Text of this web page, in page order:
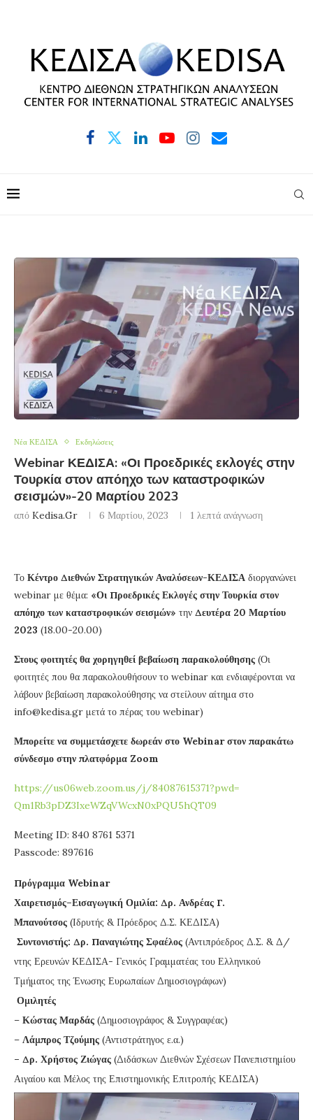
Νέα ΚΕΔΙΣΑ Εκδηλώσεις
Webinar ΚΕΔΙΣΑ: «Οι Προεδρικές εκλογές στην
Τουρκία στον απόηχο των καταστροφικών
σεισμών»-20 Μαρτίου 2023
από Kedisa.gr 6 Μαρτίου, 2023 1 λεπτά ανάγνωση
Το Κέντρο Διεθνών Στρατηγικών Αναλύσεων-ΚΕΔΙΣΑ διοργανώνει
webinar με θέμα: «Οι Προεδρικές Εκλογές στην Τουρκία στον
απόηχο των καταστροφικών σεισμών» την Δευτέρα 20 Μαρτίου
2023 (18.00-20.00)
Στους φοιτητές θα χορηγηθεί βεβαίωση παρακολούθησης (Οι
φοιτητές που θα παρακολουθήσουν το webinar και ενδιαφέρονται να
λάβουν βεβαίωση παρακολούθησης να στείλουν αίτημα στο
info@kedisa.gr μετά το πέρας του webinar)
Μπορείτε να συμμετάσχετε δωρεάν στο Webinar στον παρακάτω
σύνδεσμο στην πλατφόρμα Zoom
https://us06web.zoom.us/j/84087615371?pwd=
Qm1Rb3pDZ3IxeWZqVWcxN0xPQU5hQT09
Meeting ID: 840 8761 5371
Passcode: 897616
Πρόγραμμα Webinar
Χαιρετισμός–Εισαγωγική Ομιλία: Δρ. Ανδρέας Γ.
Μπανούτσος (Ιδρυτής & Πρόεδρος Δ.Σ. ΚΕΔΙΣΑ)
Συντονιστής: Δρ. Παναγιώτης Σφαέλος (Αντιπρόεδρος Δ.Σ. & Δ/
ντης Ερευνών ΚΕΔΙΣΑ- Γενικός Γραμματέας του Ελληνικού
Τμήματος της Ένωσης Ευρωπαίων Δημοσιογράφων)
Ομιλητές
– Κώστας Μαρδάς (Δημοσιογράφος & Συγγραφέας)
– Λάμπρος Τζούμης (Αντιστράτηγος ε.α.)
– Δρ. Χρήστος Ζιώγας (Διδάσκων Διεθνών Σχέσεων Πανεπιστημίου
Αιγαίου και Μέλος της Επιστημονικής Επιτροπής ΚΕΔΙΣΑ)